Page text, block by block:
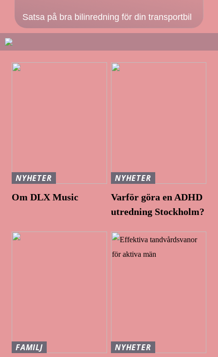
Satsa på bra bilinredning för din transportbil
NYHETER
Om DLX Music
NYHETER
Varför göra en ADHD
utredning Stockholm?
FAMILJ NYHETER